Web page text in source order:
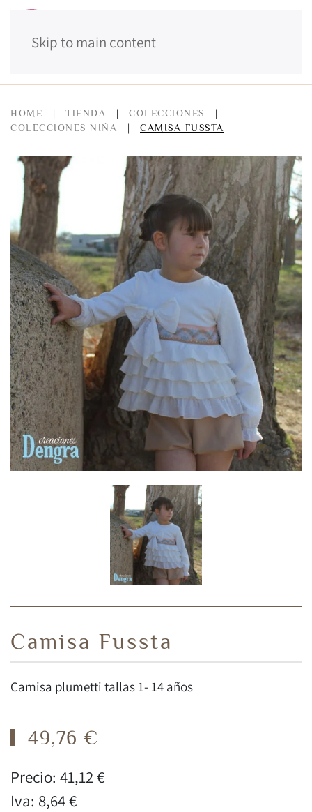
Skip to main content
HOME TIENDA
COLECCIONES
COLECCIONES NIÑA
CAMISA FUSSTA
Camisa Fussta
Camisa plumetti tallas 1- 14 años
49,76 €
Precio: 41,12 €
Iva: 8,64 €